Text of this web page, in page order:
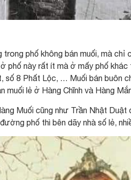
trong phố không bán muối, mà chỉ
phố này rất ít mà ở mấy phố
số 8 Phất Lộc, … Muối bán buôn
muối lẻ ở Hàng Chĩnh và Hàng
Muối cũng như Trần Nhật
phố thì bên dãy nhà số lẻ,